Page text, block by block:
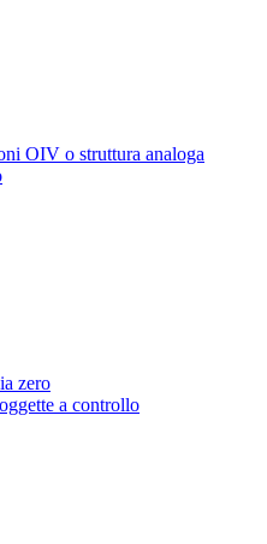
OIV o struttura analoga
zero
a controllo